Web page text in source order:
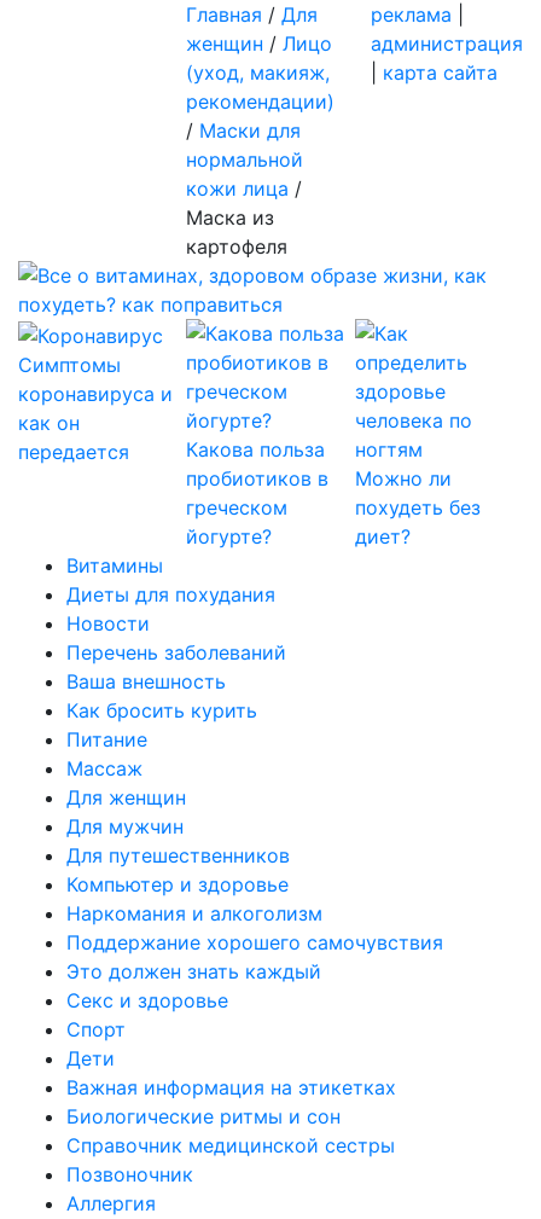
Главная / Для
женщин / Лицо
(уход, макияж,
рекомендации)
/ Маски для
нормальной
кожи лица /
Маска из
картофеля
реклама
администрация
карта сайта
Симптомы
коронавируса и
как он
передается
Какова польза
пробиотиков в
греческом
йогурте?
Можно ли
похудеть без
диет?
Витамины
Диеты для похудания
Новости
Перечень заболеваний
Ваша внешность
Как бросить курить
Питание
Массаж
Для женщин
Для мужчин
Для путешественников
Компьютер и здоровье
Наркомания и алкоголизм
Поддержание хорошего самочувствия
Это должен знать каждый
Секс и здоровье
Спорт
Дети
Важная информация на этикетках
Биологические ритмы и сон
Справочник медицинской сестры
Позвоночник
Аллергия